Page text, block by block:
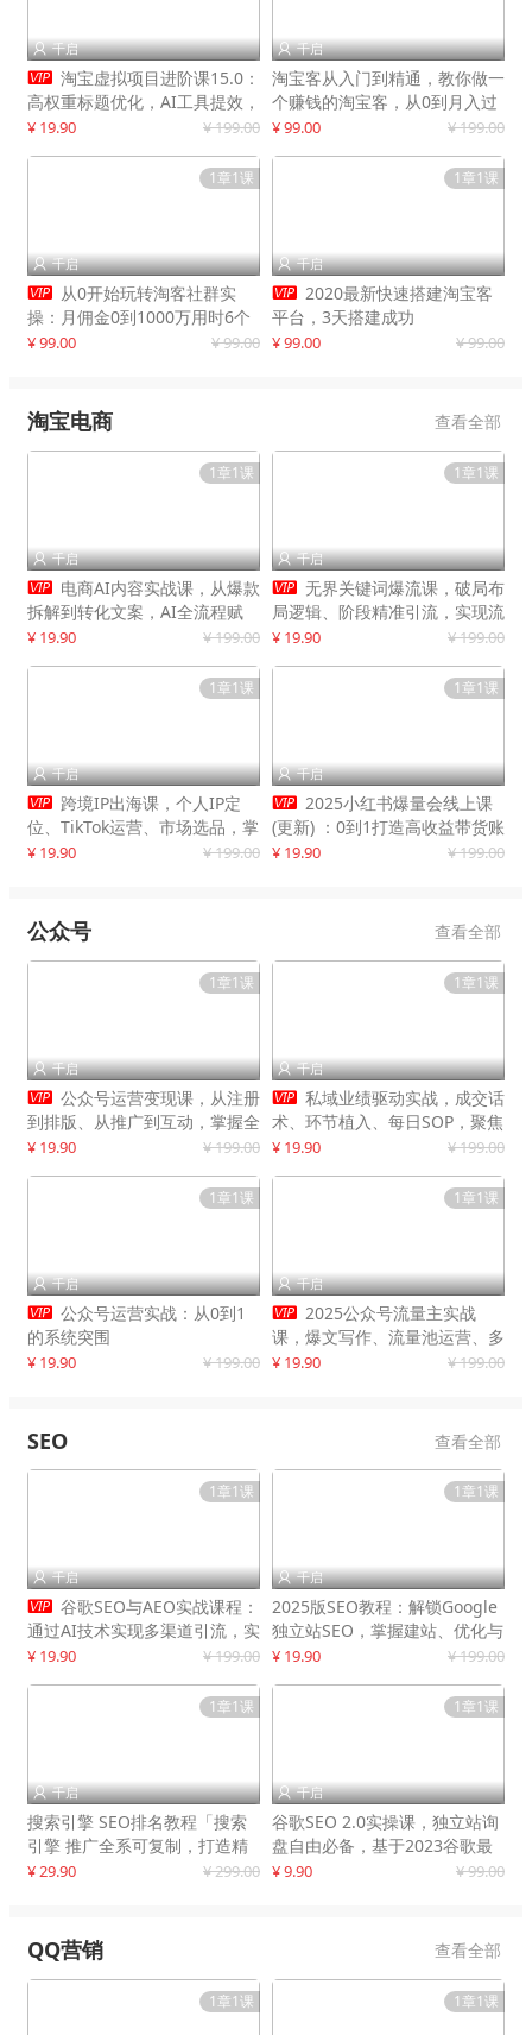
 千启
 淘宝虚拟项目进阶课15.0：
高权重标题优化，AI工具提效，
自动盈利模式搭建
¥ 19.90 ¥ 199.00
 千启
淘宝客从入门到精通，教你做一
个赚钱的淘宝客，从0到月入过
万
¥ 99.00 ¥ 199.00
1章1课
 千启
 从0开始玩转淘客社群实
操：月佣金0到1000万用时6个
月
¥ 99.00 ¥ 99.00
1章1课
 千启
 2020最新快速搭建淘宝客
平台，3天搭建成功
¥ 99.00 ¥ 99.00
淘宝电商 查看全部
1章1课
 千启
 电商AI内容实战课，从爆款
拆解到转化文案，AI全流程赋
能，解放人力，单月节省内容成
¥ 19.90 ¥ 199.00
1章1课
 千启
 无界关键词爆流课，破局布
局逻辑、阶段精准引流，实现流
量翻倍，店铺业绩增长50%+
¥ 19.90 ¥ 199.00
1章1课
 千启
 跨境IP出海课，个人IP定
位、TikTok运营、市场选品，掌
握核心闭环，实现月入1万美金
¥ 19.90 ¥ 199.00
1章1课
 千启
 2025小红书爆量会线上课
(更新) ：0到1打造高收益带货账
号，靠小红书带货年入100w？
¥ 19.90 ¥ 199.00
公众号 查看全部
1章1课
 千启
 公众号运营变现课，从注册
到排版、从推广到互动，掌握全
流程，开启个人品牌月入
¥ 19.90 ¥ 199.00
1章1课
 千启
 私域业绩驱动实战，成交话
术、环节植入、每日SOP，聚焦
增长，驱动营收持续突破
¥ 19.90 ¥ 199.00
1章1课
 千启
 公众号运营实战：从0到1
的系统突围
¥ 19.90 ¥ 199.00
1章1课
 千启
 2025公众号流量主实战
课，爆文写作、流量池运营、多
平台分发，新手日入千元月赚5
¥ 19.90 ¥ 199.00
SEO 查看全部
1章1课
 千启
 谷歌SEO与AEO实战课程：
通过AI技术实现多渠道引流，实
现网站流量增长300%
¥ 19.90 ¥ 199.00
1章1课
 千启
2025版SEO教程：解锁Google
独立站SEO，掌握建站、优化与
变现技巧
¥ 19.90 ¥ 199.00
1章1课
 千启
搜索引擎 SEO排名教程「搜索
引擎 推广全系可复制，打造精
准被动流量系统
¥ 29.90 ¥ 299.00
1章1课
 千启
谷歌SEO 2.0实操课，独立站询
盘自由必备，基于2023谷歌最
新算法录制
¥ 9.90 ¥ 99.00
QQ营销 查看全部
1章1课 1章1课